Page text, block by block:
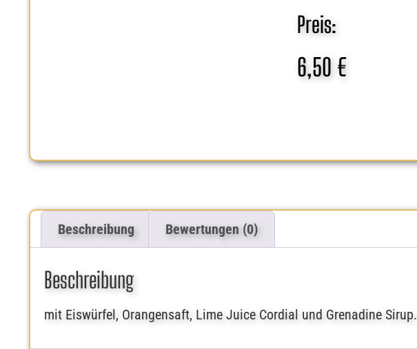
Preis:
6,50 €
Beschreibung Bewertungen (0)
Beschreibung
mit Eiswürfel, Orangensaft, Lime Juice Cordial und Grenadine Sirup.